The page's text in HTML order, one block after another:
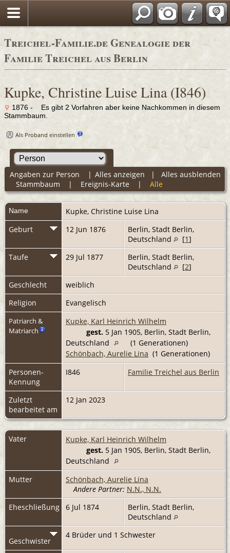
Adressbücher
Treichel-Familie.de Genealogie der
Familie Treichel aus Berlin
Kupke, Christine Luise Lina (I846)
1876 - Es gibt 2 Vorfahren aber keine Nachkommen in diesem
Stammbaum.
Als Proband einstellen
Alles anzeigen | Alles ausblenden
Angaben zur Person |
Stammbaum | Ereignis-Karte | Alle
Name Kupke, Christine Luise Lina
Geburt
12 Jun 1876
Berlin, Stadt Berlin,
Deutschland
[1]
Taufe
29 Jul 1877
Berlin, Stadt Berlin,
Deutschland
[2]
Geschlecht
weiblich
Religion
Evangelisch
Patriarch &
Matriarch
Kupke, Karl Heinrich Wilhelm
gest. 5 Jan 1905, Berlin, Stadt Berlin,
Deutschland
(1 Generationen)
Schönbach, Aurelie Lina (1 Generationen)
Personen-
Kennung
I846 Familie Treichel aus Berlin
Zuletzt
bearbeitet am
12 Jan 2023
Vater
Kupke, Karl Heinrich Wilhelm
gest. 5 Jan 1905, Berlin, Stadt Berlin,
Deutschland
Mutter
Schönbach, Aurelie Lina
Andere Partner: N.N., N.N.
Eheschließung
6 Jul 1874
Berlin, Stadt Berlin,
Deutschland
Geschwister
4 Brüder und 1 Schwester